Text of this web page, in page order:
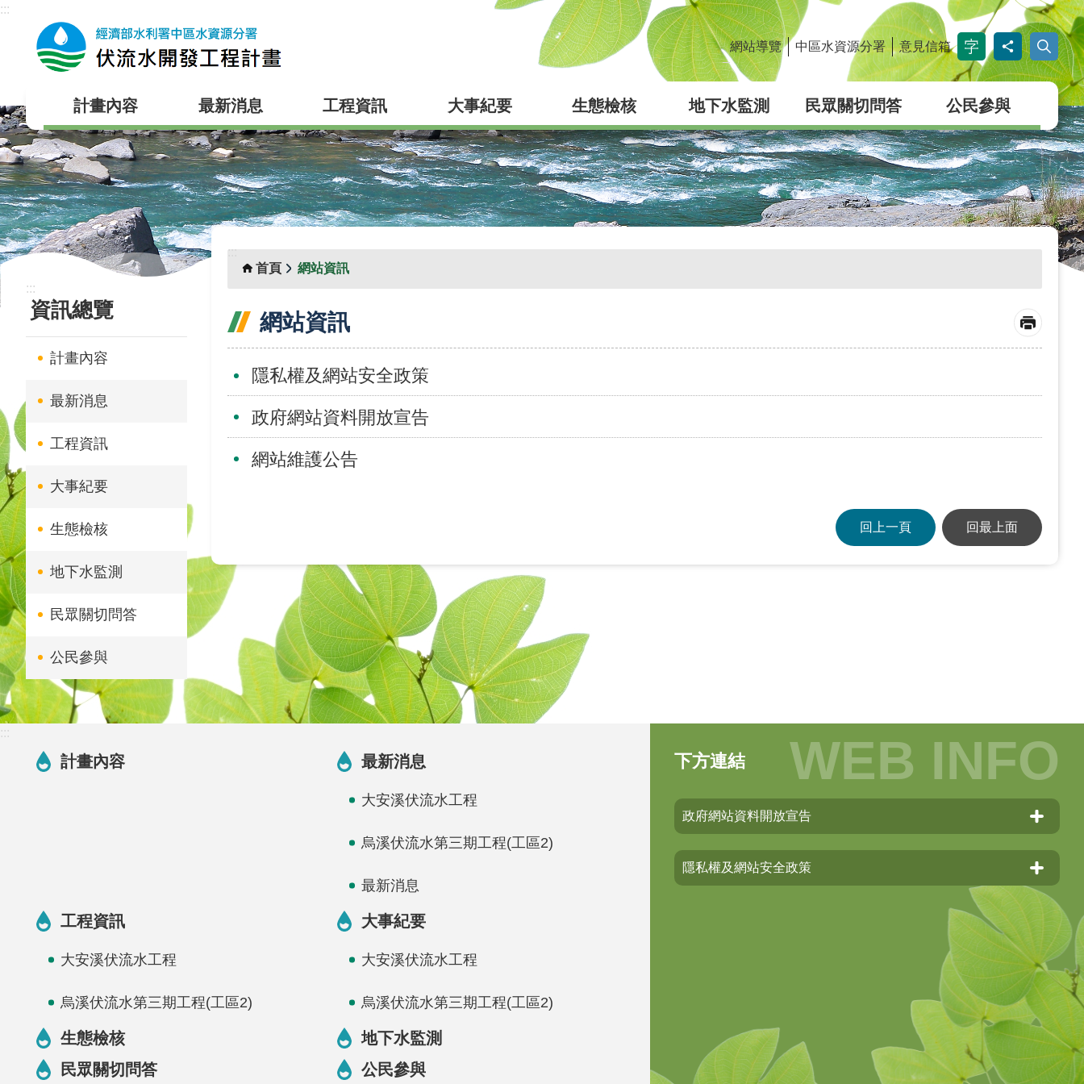
跳到主要內容區塊
:::
_
網站導覽 中區水資源分署 意見信箱
計畫內容 最新消息 工程資訊 大事紀要 生態檢核 地下水監測 民眾關切問答 公民參與
:::
資訊總覽
計畫內容
最新消息
工程資訊
大事紀要
生態檢核
地下水監測
民眾關切問答
公民參與
:::
首頁
網站資訊
網站資訊
隱私權及網站安全政策
政府網站資料開放宣告
網站維護公告
回上一頁 回最上面
:::
計畫內容 最新消息
大安溪伏流水工程
烏溪伏流水第三期工程(工區2)
最新消息
工程資訊
大安溪伏流水工程
烏溪伏流水第三期工程(工區2)
大事紀要
大安溪伏流水工程
烏溪伏流水第三期工程(工區2)
生態檢核
地下水監測
民眾關切問答
公民參與
下方連結
政府網站資料開放宣告
隱私權及網站安全政策